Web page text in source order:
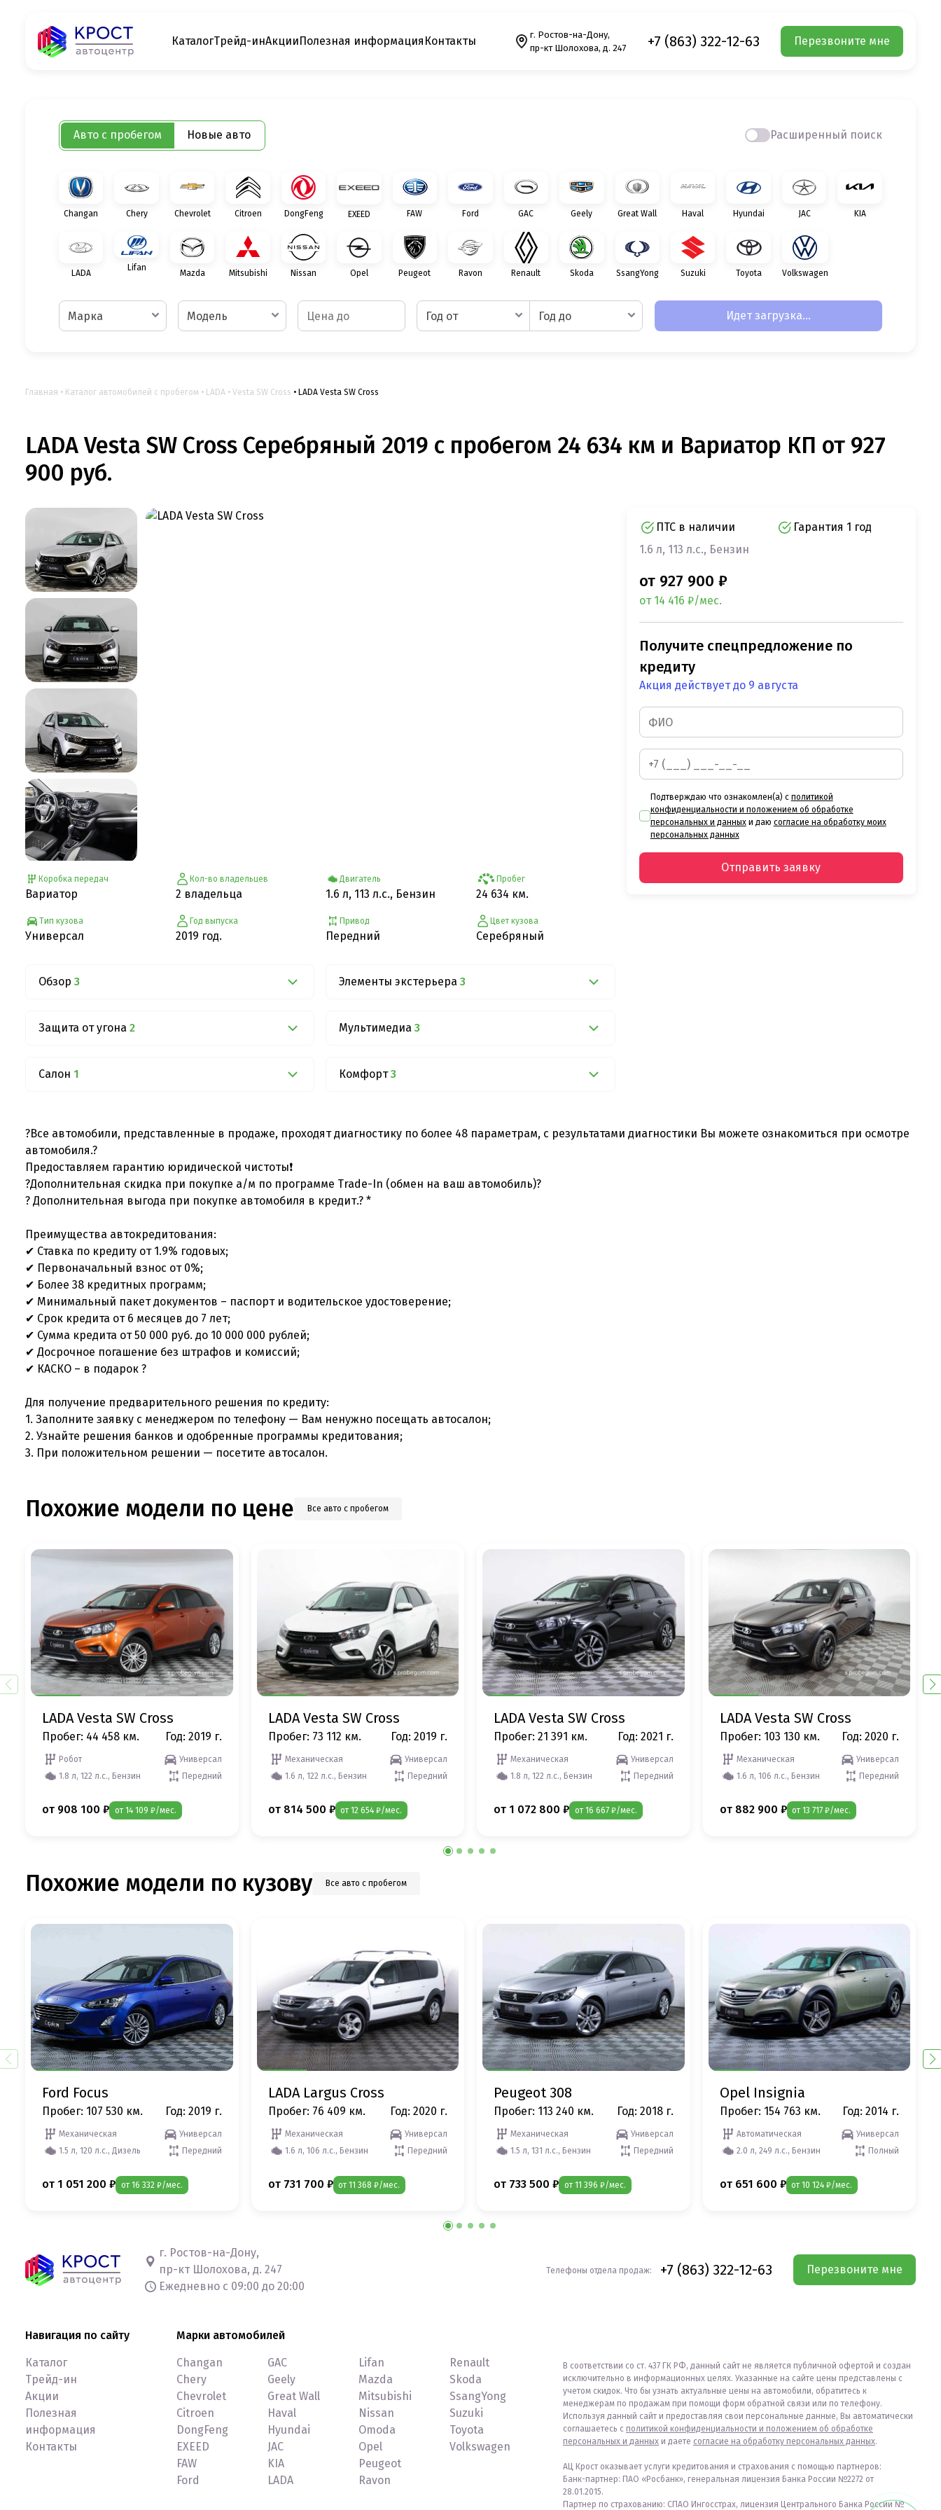
КаталогТрейд-инАкцииПолезная информация Контакты
г. Ростов-на-Дону,
пр-кт Шолохова, д. 247
+7 (863) 322-12-63 Перезвоните мне
Авто с пробегом Новые авто Расширенный поиск
Changan Chery Chevrolet Citroen DongFeng EXEED FAW Ford GAC Geely Great Wall Haval Hyundai JAC KIA
LADA
Lifan
Mazda Mitsubishi Nissan Opel Peugeot Ravon Renault Skoda SsangYong Suzuki Toyota Volkswagen
Марка Модель Год от Год до Идет загрузка...
Главная Каталог автомобилей с пробегом LADA Vesta SW Cross LADA Vesta SW Cross
LADA Vesta SW Cross Серебряный 2019 с пробегом 24 634 км и Вариатор КП от 927
900 руб.
Коробка передач
Вариатор
Тип кузова
Универсал
Кол-во владельцев
2 владельца
Год выпуска
2019 год.
Двигатель
1.6 л, 113 л.с., Бензин
Привод
Передний
Пробег
24 634 км.
Цвет кузова
Серебряный
Обзор 3 Элементы экстерьера 3
Защита от угона 2 Мультимедиа 3
Салон 1 Комфорт 3
ПТС в наличии
Гарантия 1 год
1.6 л, 113 л.с., Бензин
от 927 900 ₽
от 14 416 ₽/мес.
Получите спецпредложение по
кредиту
Акция действует до 9 августа
Подтверждаю что ознакомлен(а) с политикой
конфиденциальности и положением об обработке
персональных и данныхи даю согласие на обработку моих
персональных данных
Отправить заявку
?Все автомобили, представленные в продаже, проходят диагностику по более 48 параметрам, с результатами диагностики Вы можете ознакомиться при осмотре
автомобиля.?
Предоставляем гарантию юридической чистоты❗
?Дополнительная скидка при покупке а/м по программе Trade-In (обмен на ваш автомобиль)?
? Дополнительная выгода при покупке автомобиля в кредит.? *
Преимущества автокредитования:
✔ Ставка по кредиту от 1.9% годовых;
✔ Первоначальный взнос от 0%;
✔ Более 38 кредитных программ;
✔ Минимальный пакет документов – паспорт и водительское удостоверение;
✔ Срок кредита от 6 месяцев до 7 лет;
✔ Сумма кредита от 50 000 руб. до 10 000 000 рублей;
✔ Досрочное погашение без штрафов и комиссий;
✔ КАСКО – в подарок ?
Для получение предварительного решения по кредиту:
1. Заполните заявку с менеджером по телефону — Вам ненужно посещать автосалон;
2. Узнайте решения банков и одобренные программы кредитования;
3. При положительном решении — посетите автосалон.
Похожие модели по цене Все авто с пробегом
LADA Vesta SW Cross
Пробег: 44 458 км. Год: 2019 г.
Робот
Универсал
1.8 л, 122 л.с., Бензин
Передний
от 908 100 ₽ от 14 109 ₽/мес.
LADA Vesta SW Cross
Пробег: 73 112 км. Год: 2019 г.
Механическая
Универсал
1.6 л, 122 л.с., Бензин
Передний
от 814 500 ₽ от 12 654 ₽/мес.
LADA Vesta SW Cross
Пробег: 21 391 км. Год: 2021 г.
Механическая
Универсал
1.8 л, 122 л.с., Бензин
Передний
от 1 072 800 ₽ от 16 667 ₽/мес.
LADA Vesta SW Cross
Пробег: 103 130 км. Год: 2020 г.
Механическая
Универсал
1.6 л, 106 л.с., Бензин
Передний
от 882 900 ₽ от 13 717 ₽/мес.
Похожие модели по кузову Все авто с пробегом
Ford Focus
Пробег: 107 530 км. Год: 2019 г.
Механическая
Универсал
1.5 л, 120 л.с., Дизель
Передний
от 1 051 200 ₽ от 16 332 ₽/мес.
LADA Largus Cross
Пробег: 76 409 км. Год: 2020 г.
Механическая
Универсал
1.6 л, 106 л.с., Бензин
Передний
от 731 700 ₽ от 11 368 ₽/мес.
Peugeot 308
Пробег: 113 240 км. Год: 2018 г.
Механическая
Универсал
1.5 л, 131 л.с., Бензин
Передний
от 733 500 ₽ от 11 396 ₽/мес.
Opel Insignia
Пробег: 154 763 км. Год: 2014 г.
Автоматическая
Универсал
2.0 л, 249 л.с., Бензин
Полный
от 651 600 ₽ от 10 124 ₽/мес.
г. Ростов-на-Дону,
пр-кт Шолохова, д. 247
Ежедневно с 09:00 до 20:00
Телефоны отдела продаж: +7 (863) 322-12-63 Перезвоните мне
Навигация по сайту
Каталог
Трейд-ин
Акции
Полезная
информация
Контакты
Марки автомобилей
Changan
Chery
Chevrolet
Citroen
DongFeng
EXEED
FAW
Ford
GAC
Geely
Great Wall
Haval
Hyundai
JAC
KIA
LADA
Lifan
Mazda
Mitsubishi
Nissan
Omoda
Opel
Peugeot
Ravon
Renault
Skoda
SsangYong
Suzuki
Toyota
Volkswagen
В соответствии со ст. 437 ГК РФ, данный сайт не является публичной офертой и создан
исключительно в информационных целях. Указанные на сайте цены представлены с
учетом скидок. Что бы узнать актуальные цены на автомобили, обратитесь к
менеджерам по продажам при помощи форм обратной связи или по телефону.
Используя данный сайт и предоставляя свои персональные данные, Вы автоматически
соглашаетесь с политикой конфиденциальности и положением об обработке
персональных и данных и даете согласие на обработку персональных данных.
АЦ Крост оказывает услуги кредитования и страхования с помощью партнеров:
Банк-партнер: ПАО «Росбанк», генеральная лицензия Банка России №2272 от
28.01.2015.
Партнер по страхованию: СПАО Ингосстрах, лицензия Центрального Банка России №